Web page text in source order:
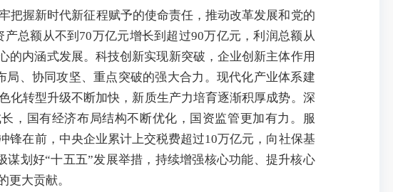
握新时代新征程赋予的使命责任，推动改革发展和党的
总额从不到70万亿元增长到超过90万亿元，利润总额从
的内涵式发展。科技创新实现新突破，企业创新主体作用
、协同攻坚、重点突破的强大合力。现代化产业体系建
化转型升级不断加快，新质生产力培育逐渐积厚成势。深
，国有经济布局结构不断优化，国资监管更加有力。服
锋在前，中央企业累计上交税费超过10万亿元，向社保基
划好“十五五”发展举措，持续增强核心功能、提升核心
更大贡献。